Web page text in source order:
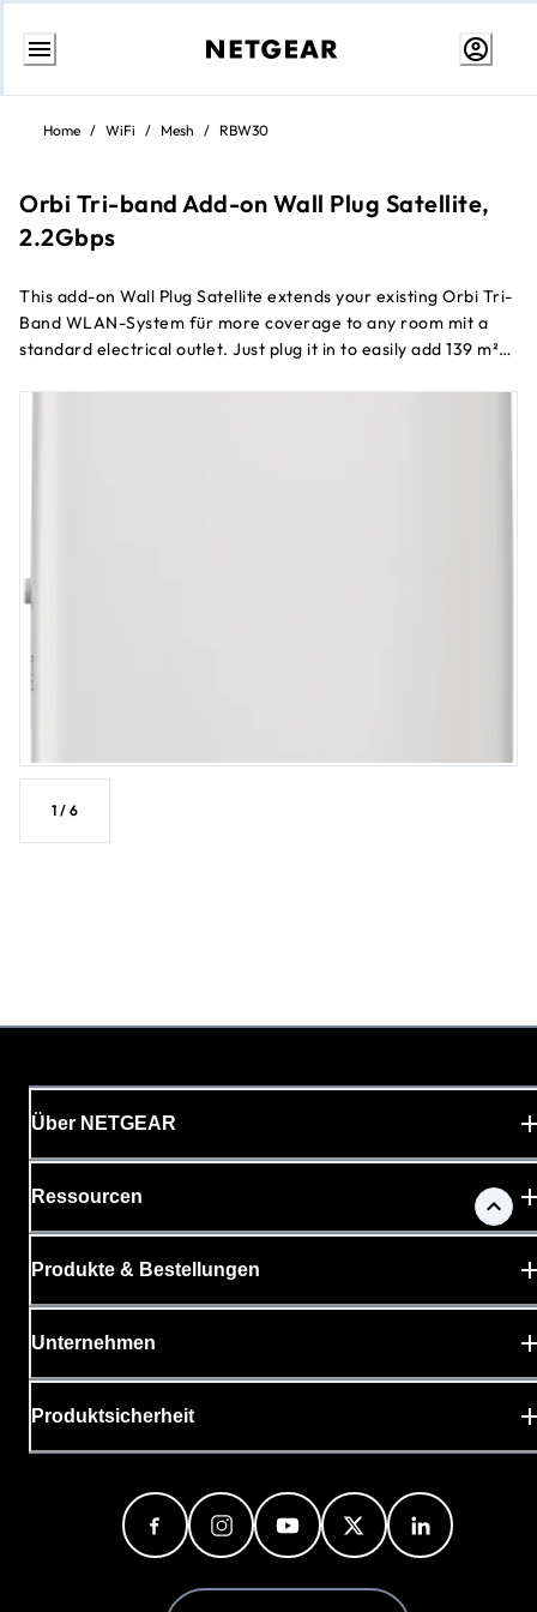
Weiter
InhaltHome / WiFi / Mesh / RBW30
Orbi Tri-band Add-on Wall Plug Satellite,
2.2Gbps
This add-on Wall Plug Satellite extends your existing Orbi Tri-
Band WLAN-System für more coverage to any room mit a
standard electrical outlet. Just plug it in to easily add 139 m²
1 / 6
Über NETGEAR
Ressourcen
Produkte & Bestellungen
Unternehmen
Produktsicherheit